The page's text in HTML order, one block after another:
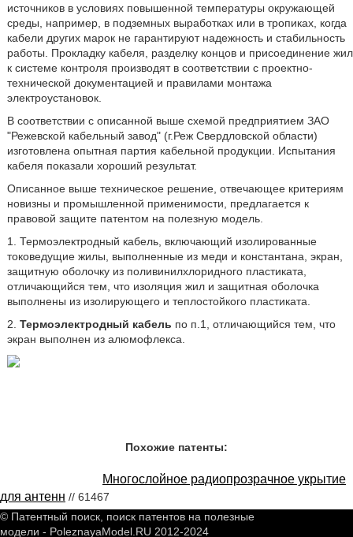
источников в условиях повышенной температуры окружающей
среды, например, в подземных выработках или в тропиках, когда
кабели других марок не гарантируют надежность и стабильность
работы. Прокладку кабеля, разделку концов и присоединение жил
к системе контроля производят в соответствии с проектно-
технической документацией и правилами монтажа
электроустановок.
В соответствии с описанной выше схемой предприятием ЗАО
"Режевской кабельный завод" (г.Реж Свердловской области)
изготовлена опытная партия кабельной продукции. Испытания
кабеля показали хороший результат.
Описанное выше техническое решение, отвечающее критериям
новизны и промышленной применимости, предлагается к
правовой защите патентом на полезную модель.
1. Термоэлектродный кабель, включающий изолированные
токоведущие жилы, выполненные из меди и константана, экран,
защитную оболочку из поливинилхлоридного пластиката,
отличающийся тем, что изоляция жил и защитная оболочка
выполнены из изолирующего и теплостойкого пластиката.
2. Термоэлектродный кабель по п.1, отличающийся тем, что
экран выполнен из алюмофлекса.
Похожие патенты:
Многослойное радиопрозрачное укрытие
для антенн // 61467
© Патентный поиск, поиск патентов на полезные
модели - PoleznayaModel.RU 2012-2024